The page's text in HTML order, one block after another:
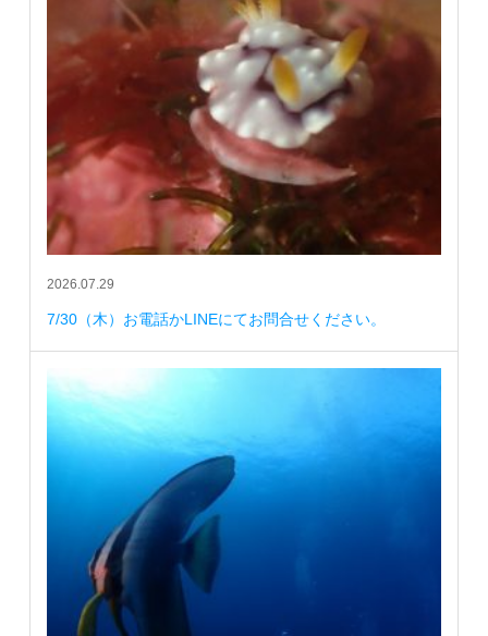
2026.07.29
7/30（木）お電話かLINEにてお問合せください。